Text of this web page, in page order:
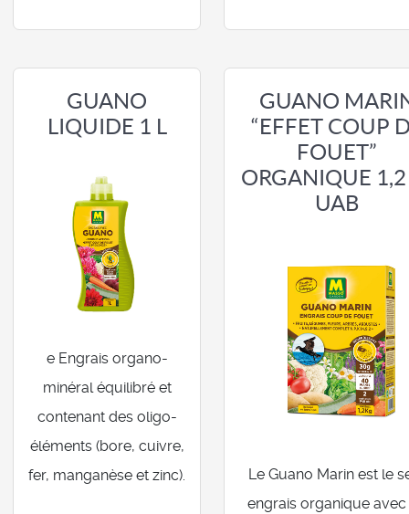
GUANO
LIQUIDE 1 L
e Engrais organo-
minéral équilibré et
contenant des oligo-
éléments (bore, cuivre,
fer, manganèse et zinc).
GUANO
“EFFET COUP
FOUET”
ORGANIQUE
UAB
Le Guano Marin est le
engrais organique avec